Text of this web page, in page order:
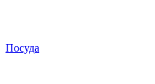
Посуда